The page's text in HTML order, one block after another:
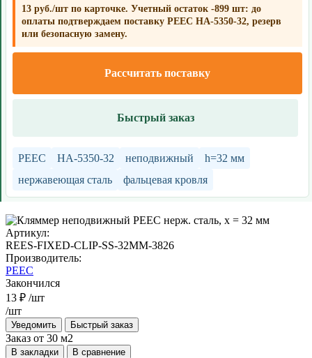
13 руб./шт по карточке. Учетный остаток -899 шт: до
оплаты подтверждаем поставку РЕЕС HA-5350-32, резерв
или безопасную замену.
Рассчитать поставку
Быстрый заказ
РЕЕС HA-5350-32 неподвижный
h=32 мм
нержавеющая сталь
фальцевая кровля
Артикул:
REES-FIXED-CLIP-SS-32MM-3826
Производитель:
РЕЕС
Закончился
13 ₽ /шт
/шт
Уведомить Быстрый заказ
Заказ от 30 м2
В закладки В сравнение